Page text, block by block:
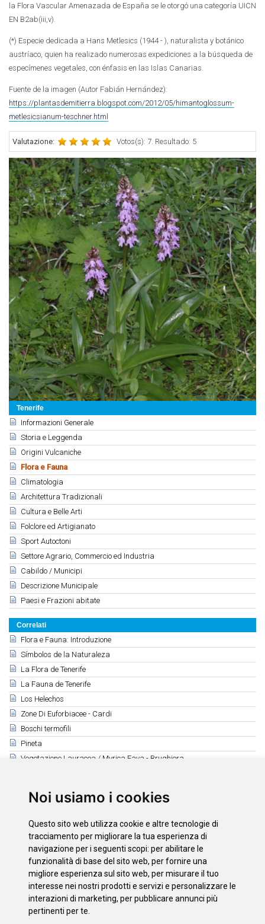
Noi usiamo i cookies
Questo sito web utilizza cookie e altre tecnologie di
tracciamento per migliorare la tua esperienza di
navigazione per i seguenti scopi: per abilitare le
funzionalità di base del sito web, per fornire una
migliore esperienza sul sito web, per misurare il tuo
interesse nei nostri prodotti e servizi e personalizzare le
interazioni di marketing, per pubblicare annunci più
pertinenti per te
Tenerife
Informazioni Generale
Storia e Leggenda
Origini Vulcaniche
Flora e Fauna
Climatologia
Architettura Tradizionali
Cultura e Belle Arti
Folclore ed Artigianato
Sport Autoctoni
Settore Agrario, Commercio ed Industria
Cabildo / Municipi
Descrizione Municipale
Paesi e Frazioni abitate
Correlati
Flora e Fauna: Introduzione
Símbolos de la Naturaleza
La Flora de Tenerife
La Fauna de Tenerife
Los Helechos
Zone Di Euforbiacee - Cardi
Boschi termofili
Pineta
Vegetazione Lauracea / Myrica Faya - Brughiera
Fauna marina
El Pájaro Canario
Orquídea de Tenerife
Pinos Monumentales
Cedro Canario "El Patriarca"
la Flora Vascular Amenazada de España se le otorgó una categoría UICN
EN B2ab(iii,v).
(*) Especie dedicada a Hans Metlesics (1944 - ), naturalista y botánico
austríaco, quien ha realizado numerosas expediciones a la búsqueda de
especímenes vegetales, con énfasis en las Islas Canarias.
Fuente de la imagen (Autor Fabián Hernández):
https://plantasdemitierra.blogspot.com/2012/05/himantoglossum-
metlesicsianum-teschner.html
Valutazione: Votos(s): 7. Resultado: 5